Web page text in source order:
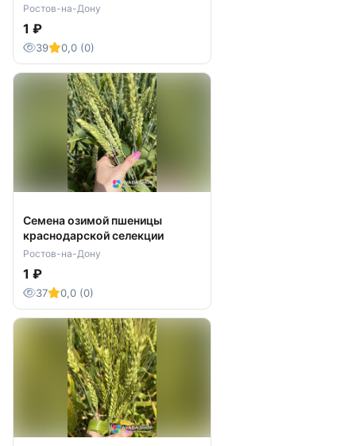
Ростов-на-Дону
1 ₽
39 0,0 (0)
Семена озимой пшеницы
краснодарской селекции
Ростов-на-Дону
1 ₽
37 0,0 (0)